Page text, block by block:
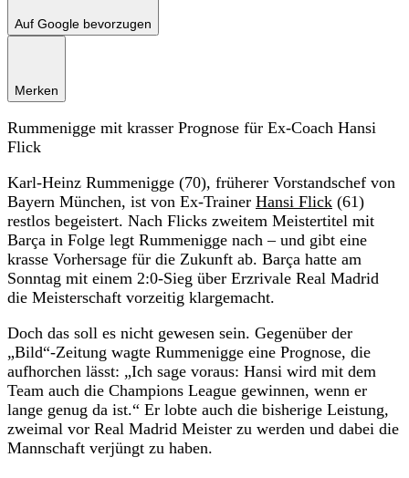
Auf Google bevorzugen
Merken
Rummenigge mit krasser Prognose für Ex-Coach Hansi
Flick
Karl-Heinz Rummenigge (70), früherer Vorstandschef von
Bayern München, ist von Ex-Trainer Hansi Flick (61)
restlos begeistert. Nach Flicks zweitem Meistertitel mit
Barça in Folge legt Rummenigge nach – und gibt eine
krasse Vorhersage für die Zukunft ab. Barça hatte am
Sonntag mit einem 2:0-Sieg über Erzrivale Real Madrid
die Meisterschaft vorzeitig klargemacht.
Doch das soll es nicht gewesen sein. Gegenüber der
„Bild“-Zeitung wagte Rummenigge eine Prognose, die
aufhorchen lässt: „Ich sage voraus: Hansi wird mit dem
Team auch die Champions League gewinnen, wenn er
lange genug da ist.“ Er lobte auch die bisherige Leistung,
zweimal vor Real Madrid Meister zu werden und dabei die
Mannschaft verjüngt zu haben.